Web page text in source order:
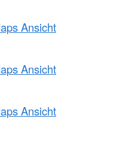
Ansicht
Ansicht
Ansicht